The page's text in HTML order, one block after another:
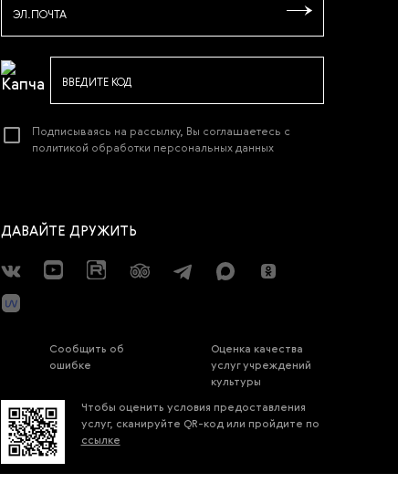
ЭЛ.ПОЧТА
ВВЕДИТЕ КОД
Подписываясь на рассылку, Вы соглашаетесь с
политикой обработки персональных данных
ДАВАЙТЕ ДРУЖИТЬ
Сообщить об
ошибке
Оценка качества
услуг учреждений
культуры
Чтобы оценить условия предоставления
услуг, сканируйте QR-код или пройдите по
ссылке